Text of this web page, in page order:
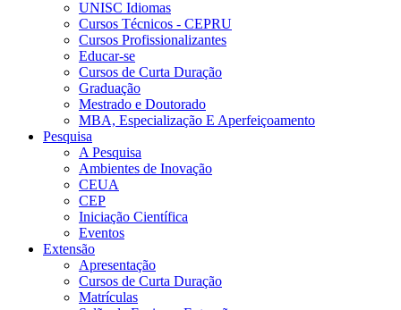
UNISC Idiomas
Cursos Técnicos - CEPRU
Cursos Profissionalizantes
Educar-se
Cursos de Curta Duração
Graduação
Mestrado e Doutorado
MBA, Especialização E Aperfeiçoamento
Pesquisa
A Pesquisa
Ambientes de Inovação
CEUA
CEP
Iniciação Científica
Eventos
Extensão
Apresentação
Cursos de Curta Duração
Matrículas